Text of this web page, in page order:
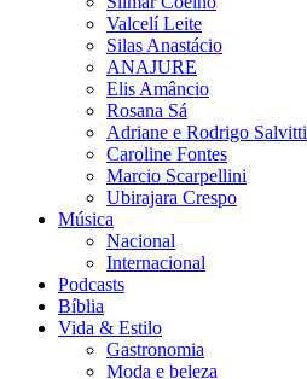
Valcelí Leite
Silas Anastácio
ANAJURE
Elis Amâncio
Rosana Sá
Adriane e Rodrigo Salvitti
Caroline Fontes
Marcio Scarpellini
Ubirajara Crespo
Música
Nacional
Internacional
Podcasts
Bíblia
Vida & Estilo
Gastronomia
Moda e beleza